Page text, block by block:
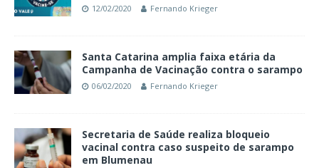
12/02/2020 Fernando Krieger
Santa Catarina amplia faixa etária da
Campanha de Vacinação contra o sarampo
06/02/2020 Fernando Krieger
Secretaria de Saúde realiza bloqueio
vacinal contra caso suspeito de sarampo
em Blumenau